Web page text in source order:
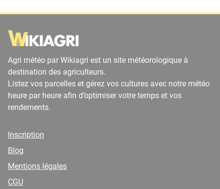
Agri météo par Wikiagri est un site météorologique à
destination des agriculteurs.
Listez vos parcelles et gérez vos cultures avec notre météo
heure par heure afin d’optimiser votre temps et vos
rendements.
Inscription
Blog
Mentions légales
CGU